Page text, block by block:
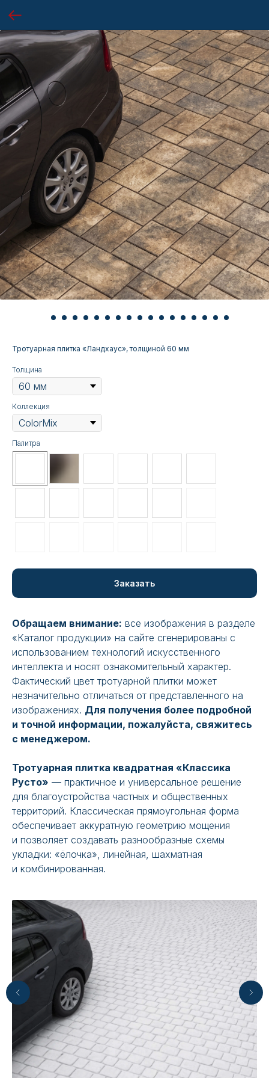
Тротуарная плитка «Ландхаус», толщиной 60 мм
Толщина
Коллекция
Палитра
Заказать
Обращаем внимание: все изображения в разделе
«Каталог продукции» на сайте сгенерированы с
использованием технологий искусственного
интеллекта и носят ознакомительный характер.
Фактический цвет тротуарной плитки может
незначительно отличаться от представленного на
изображениях. Для получения более подробной
и точной информации, пожалуйста, свяжитесь
с менеджером.
Тротуарная плитка квадратная «Классика
Русто» — практичное и универсальное решение
для благоустройства частных и общественных
территорий. Классическая прямоугольная форма
обеспечивает аккуратную геометрию мощения
и позволяет создавать разнообразные схемы
укладки: «ёлочка», линейная, шахматная
и комбинированная.